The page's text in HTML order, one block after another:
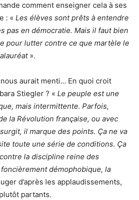
comment enseigner cela à ses
: « Les élèves sont prêts à entendre
pas en démocratie. Mais il faut bien
pour lutter contre ce que martèle le
».
aurait menti… En quoi croit
Stiegler ? « Le peuple est une
mais intermittente. Parfois,
la Révolution française, ou avec
il marque des points. Ça ne va
toute une série de conditions. Ça
la discipline reine des
démophobique, la
d’après les applaudissements,
partants.